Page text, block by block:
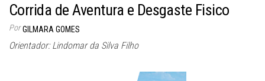
Corrida de Aventura e Desgaste Fisico
Por GILMARA GOMES
Orientador: Lindomar da Silva Filho